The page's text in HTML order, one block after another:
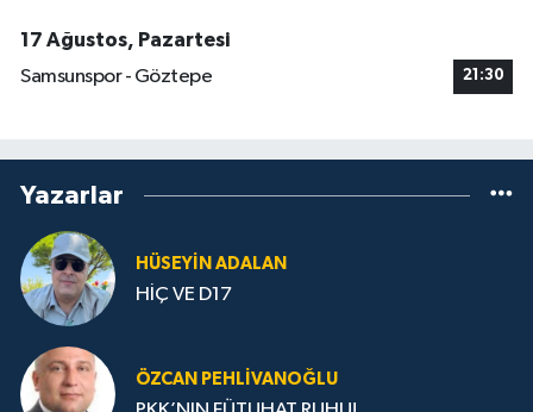
17 Ağustos, Pazartesi
Samsunspor - Göztepe
21:30
Yazarlar
HÜSEYIN ADALAN
HİÇ VE D17
ÖZCAN PEHLIVANOĞLU